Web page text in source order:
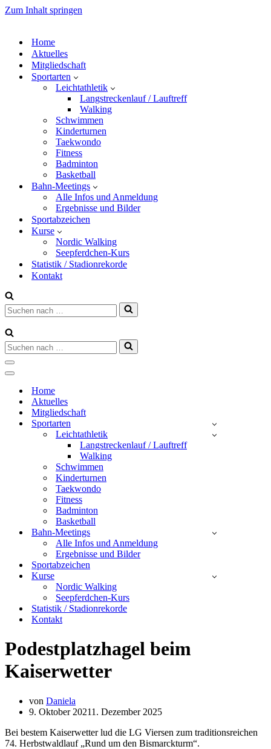
Zum Inhalt springen
Home
Aktuelles
Mitgliedschaft
Sportarten
Leichtathletik
Langstreckenlauf / Lauftreff
Walking
Schwimmen
Kinderturnen
Taekwondo
Fitness
Badminton
Basketball
Bahn-Meetings
Alle Infos und Anmeldung
Ergebnisse und Bilder
Sportabzeichen
Kurse
Nordic Walking
Seepferdchen-Kurs
Statistik / Stadionrekorde
Kontakt
Suchen
nach …
Suchen
nach …
Navigationsmenü
Navigationsmenü
Home
Aktuelles
Mitgliedschaft
Sportarten
Leichtathletik
Langstreckenlauf / Lauftreff
Walking
Schwimmen
Kinderturnen
Taekwondo
Fitness
Badminton
Basketball
Bahn-Meetings
Alle Infos und Anmeldung
Ergebnisse und Bilder
Sportabzeichen
Kurse
Nordic Walking
Seepferdchen-Kurs
Statistik / Stadionrekorde
Kontakt
Podestplatzhagel beim
Kaiserwetter
von Daniela
9. Oktober 20211. Dezember 2025
Bei bestem Kaiserwetter lud die LG Viersen zum traditionsreichen
74. Herbstwaldlauf „Rund um den Bismarckturm“.